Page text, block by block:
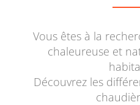
Vous êtes à la
chaleureuse et
Découvrez les